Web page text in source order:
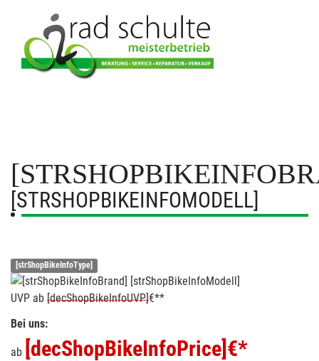
[STRSHOPBIKEINFOMODELL]
[strShopBikeInfoType]
UVP ab [decShopBikeInfoUVP]€**
Bei uns:
ab [decShopBikeInfoPrice] €*